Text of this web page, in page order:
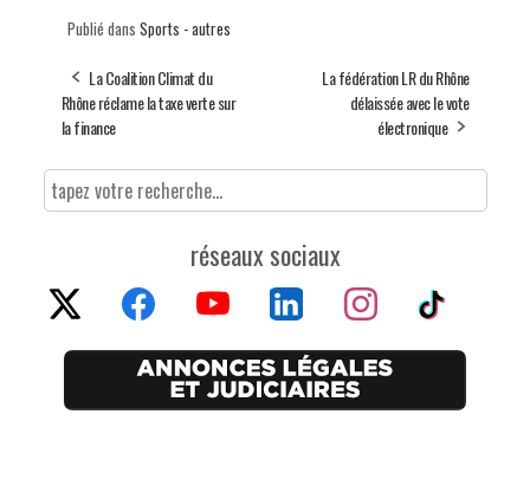
Publié dans Sports - autres
La Coalition Climat du
Rhône réclame la taxe verte sur
la finance
La fédération LR du Rhône
délaissée avec le vote
électronique
réseaux sociaux